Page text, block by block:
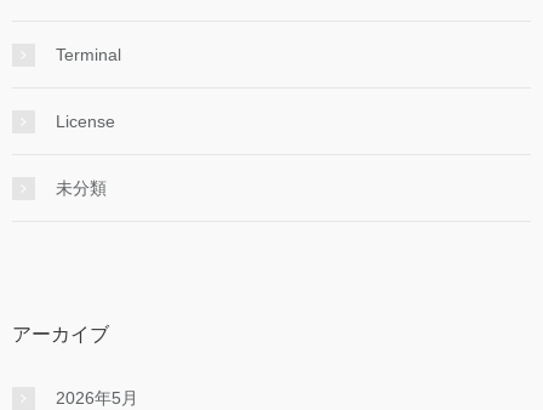
Terminal
License
未分類
アーカイブ
2026年5月